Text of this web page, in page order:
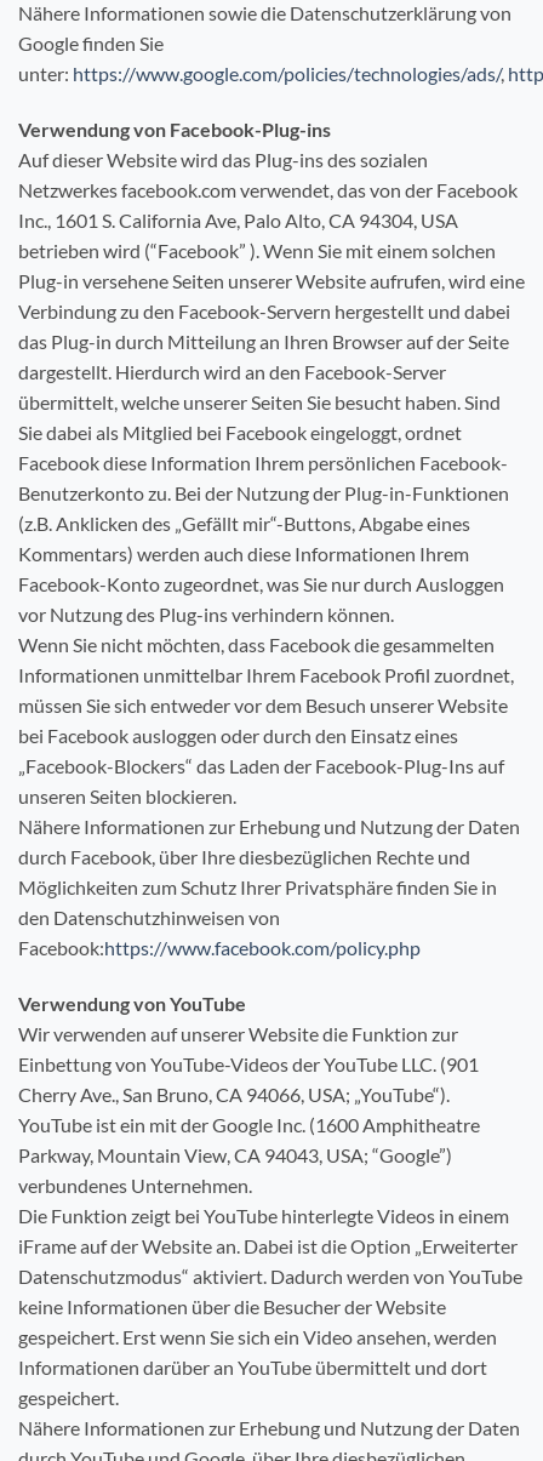
Nähere Informationen sowie die Datenschutzerklärung von
Google finden Sie
unter: https://www.google.com/policies/technologies/ads/,
Verwendung von Facebook-Plug-ins
Auf dieser Website wird das Plug-ins des sozialen
Netzwerkes facebook.com verwendet, das von der Facebook
Inc., 1601 S. California Ave, Palo Alto, CA 94304, USA
betrieben wird (“Facebook” ). Wenn Sie mit einem solchen
Plug-in versehene Seiten unserer Website aufrufen, wird eine
Verbindung zu den Facebook-Servern hergestellt und dabei
das Plug-in durch Mitteilung an Ihren Browser auf der Seite
dargestellt. Hierdurch wird an den Facebook-Server
übermittelt, welche unserer Seiten Sie besucht haben. Sind
Sie dabei als Mitglied bei Facebook eingeloggt, ordnet
Facebook diese Information Ihrem persönlichen Facebook-
Benutzerkonto zu. Bei der Nutzung der Plug-in-Funktionen
(z.B. Anklicken des „Gefällt mir“-Buttons, Abgabe eines
Kommentars) werden auch diese Informationen Ihrem
Facebook-Konto zugeordnet, was Sie nur durch Ausloggen
vor Nutzung des Plug-ins verhindern können.
Wenn Sie nicht möchten, dass Facebook die gesammelten
Informationen unmittelbar Ihrem Facebook Profil zuordnet,
müssen Sie sich entweder vor dem Besuch unserer Website
bei Facebook ausloggen oder durch den Einsatz eines
„Facebook-Blockers“ das Laden der Facebook-Plug-Ins auf
unseren Seiten blockieren.
Nähere Informationen zur Erhebung und Nutzung der Daten
durch Facebook, über Ihre diesbezüglichen Rechte und
Möglichkeiten zum Schutz Ihrer Privatsphäre finden Sie in
den Datenschutzhinweisen von
Facebook:https://www.facebook.com/policy.php
Verwendung von YouTube
Wir verwenden auf unserer Website die Funktion zur
Einbettung von YouTube-Videos der YouTube LLC. (901
Cherry Ave., San Bruno, CA 94066, USA; „YouTube“).
YouTube ist ein mit der Google Inc. (1600 Amphitheatre
Parkway, Mountain View, CA 94043, USA; “Google”)
verbundenes Unternehmen.
Die Funktion zeigt bei YouTube hinterlegte Videos in einem
iFrame auf der Website an. Dabei ist die Option „Erweiterter
Datenschutzmodus“ aktiviert. Dadurch werden von YouTube
keine Informationen über die Besucher der Website
gespeichert. Erst wenn Sie sich ein Video ansehen, werden
Informationen darüber an YouTube übermittelt und dort
gespeichert.
Nähere Informationen zur Erhebung und Nutzung der Daten